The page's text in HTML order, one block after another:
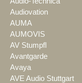
Audiovation
AUMA
AUMOVIS
AV Stumpfl
Avantgarde
Avaya
AVE Audio Stuttgart